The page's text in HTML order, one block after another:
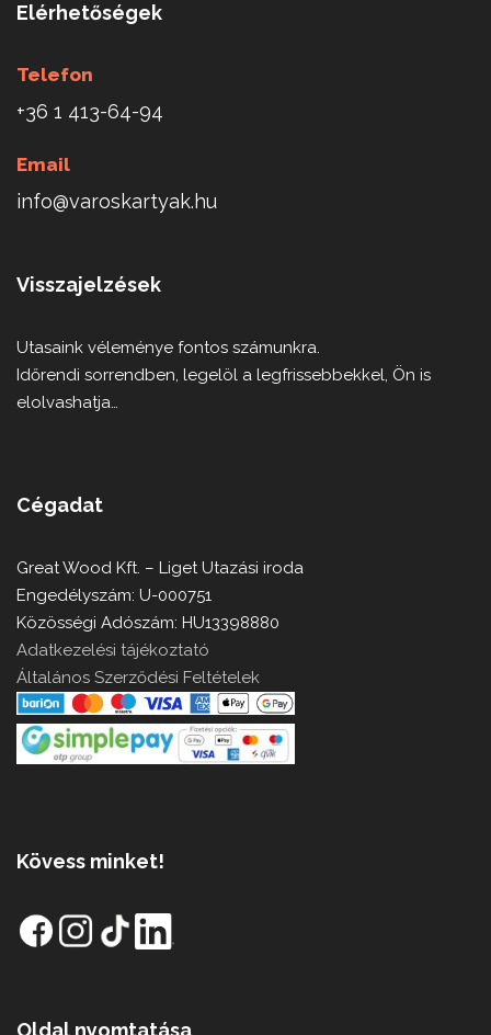
Elérhetőségek
Telefon
+36 1 413-64-94
Email
info@varoskartyak.hu
Visszajelzések
Utasaink véleménye fontos számunkra.
Időrendi sorrendben, legelöl a legfrissebbekkel, Ön is
elolvashatja…
Cégadat
Great Wood Kft. – Liget Utazási iroda
Engedélyszám: U-000751
Közösségi Adószám: HU13398880
Adatkezelési tájékoztató
Általános Szerződési Feltételek
Kövess minket!
Oldal nyomtatása